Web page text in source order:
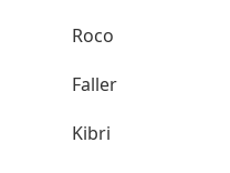
Roco
Faller
Kibri